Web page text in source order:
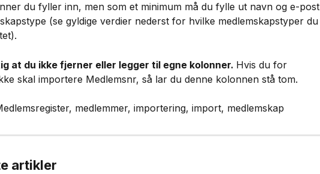
du fyller inn, men som et minimum må du fylle ut navn og e-post
(se gyldige verdier nederst for hvilke medlemskapstyper du
at du ikke fjerner eller legger til egne kolonner. Hvis du for
skal importere Medlemsnr, så lar du denne kolonnen stå tom.
medlemmer, importering, import, medlemskap
artikler